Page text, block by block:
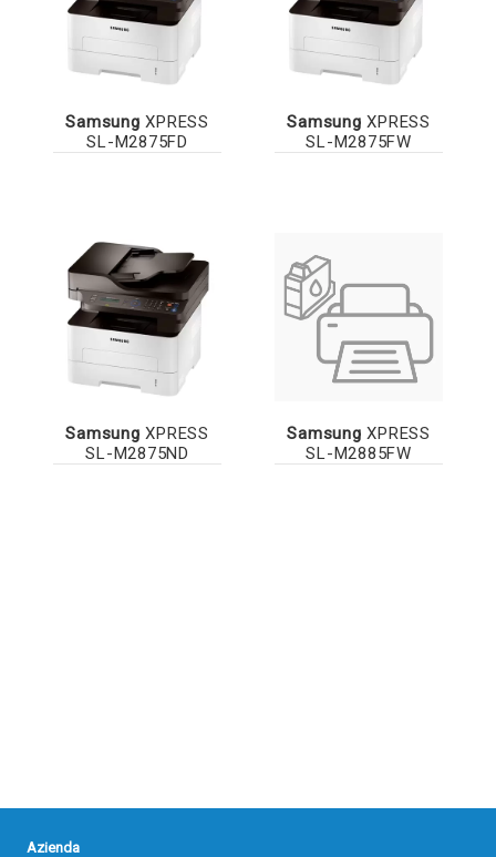
Samsung XPRESS
SL-M2875FD
Samsung XPRESS
SL-M2875FW
Samsung XPRESS
SL-M2875ND
Samsung XPRESS
SL-M2885FW
Azienda